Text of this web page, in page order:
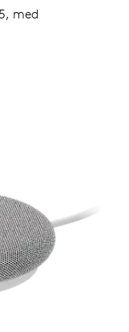
med